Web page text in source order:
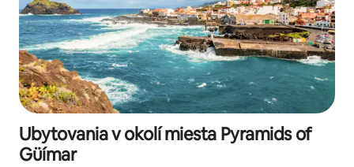
Ubytovania v okolí miesta Pyramids of
Güímar